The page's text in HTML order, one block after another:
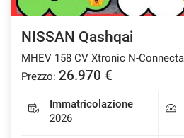
NISSAN Qashqai
MHEV 158 CV Xtronic N-Connecta
Prezzo: 26.970 €
Immatricolazione
2026